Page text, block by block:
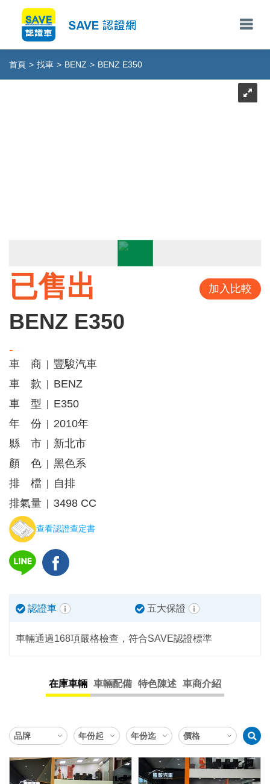
首頁 > 找車 > BENZ > BENZ E350
已售出 加入比較
BENZ E350
車 商
豐駿汽車
車 款
BENZ
車 型
E350
年 份
2010年
縣 市
新北市
顏 色
黑色系
排 檔
自排
排氣量
3498 CC
查看認證查定書
認證車 五大保證
車輛通過168項嚴格檢查，符合SAVE認證標準
在庫車輛 車輛配備 特色陳述 車商介紹